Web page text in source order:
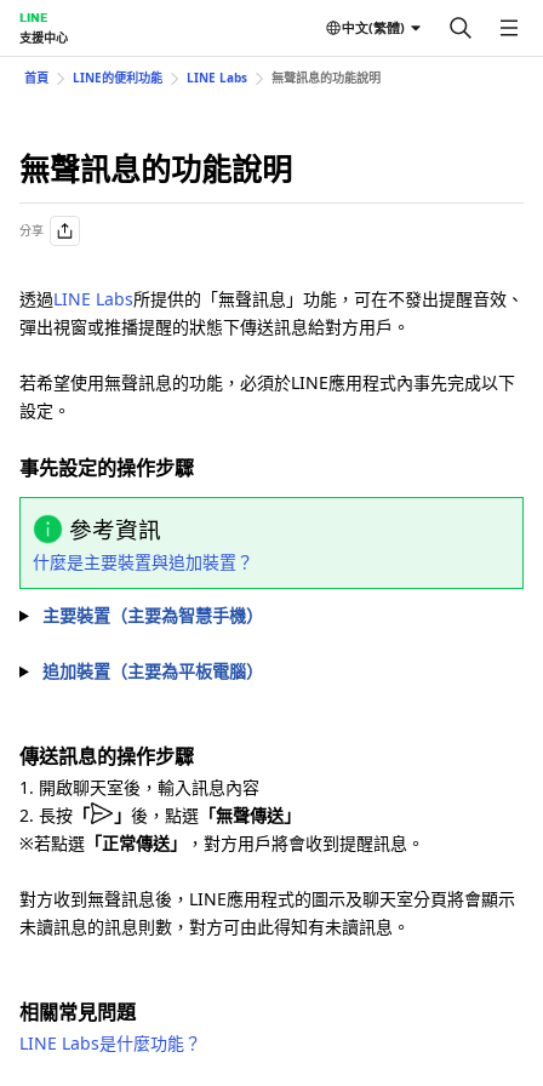
LINE
支援中心
中文(繁體)
首頁 LINE的便利功能 LINE Labs 無聲訊息的功能說明
無聲訊息的功能說明
分享
透過LINE Labs所提供的「無聲訊息」功能，可在不發出提醒音效、
彈出視窗或推播提醒的狀態下傳送訊息給對方用戶。
若希望使用無聲訊息的功能，必須於LINE應用程式內事先完成以下
設定。
事先設定的操作步驟
參考資訊
什麼是主要裝置與追加裝置？
主要裝置（主要為智慧手機）
追加裝置（主要為平板電腦）
傳送訊息的操作步驟
1. 開啟聊天室後，輸入訊息內容
2. 長按 「 」 後，點選 「無聲傳送」
※若點選 「正常傳送」 ，對方用戶將會收到提醒訊息。
對方收到無聲訊息後，LINE應用程式的圖示及聊天室分頁將會顯示
未讀訊息的訊息則數，對方可由此得知有未讀訊息。
相關常見問題
LINE Labs是什麼功能？